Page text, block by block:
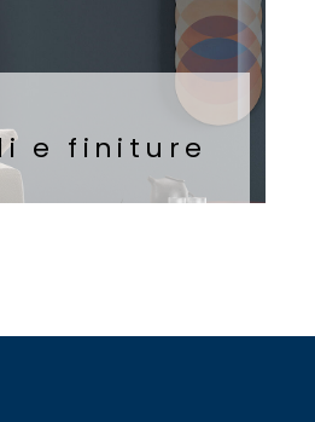
e finiture